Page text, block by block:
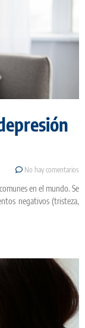
No hay comentarios
en el mundo. Se
negativos (tristeza,